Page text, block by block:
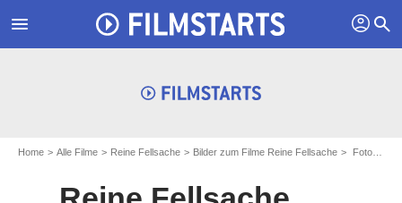
menu profil search
Home Alle Filme Reine Fellsache Bilder zum Filme Reine Fellsache Foto zum Film Reine Fellsache - Bild 16